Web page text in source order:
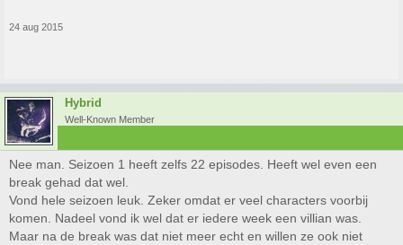
24 aug 2015
Hybrid
Well-Known Member
Nee man. Seizoen 1 heeft zelfs 22 episodes. Heeft wel even een
break gehad dat wel.
Vond hele seizoen leuk. Zeker omdat er veel characters voorbij
komen. Nadeel vond ik wel dat er iedere week een villian was.
Maar na de break was dat niet meer echt en willen ze ook niet